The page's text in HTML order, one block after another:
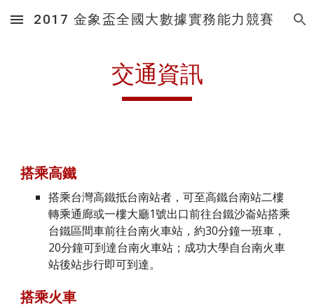
Skip to main content Skip to navigation
2017 金象盃全國大數據實務能力競賽
交通資訊
搭乘高鐵
搭乘台灣高鐵抵台南站者，可至高鐵台南站二樓
轉乘通廊或一樓大廳1號出口前往台鐵沙崙站搭乘
台鐵區間車前往台南火車站，約30分鐘一班車，
20分鐘可到達台南火車站；成功大學自台南火車
站後站步行即可到達。
搭乘火車